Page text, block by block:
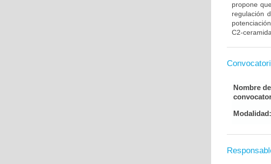
propone
regulación
C2-
Nombre
Modalidad: